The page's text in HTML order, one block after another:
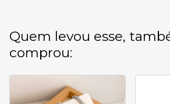
Quem levou esse,
comprou: